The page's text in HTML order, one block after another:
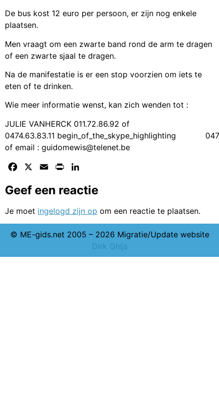
De bus kost 12 euro per persoon, er zijn nog enkele
plaatsen.
Men vraagt om een zwarte band rond de arm te dragen
of een zwarte sjaal te dragen.
Na de manifestatie is er een stop voorzien om iets te
eten of te drinken.
Wie meer informatie wenst, kan zich wenden tot :
JULIE VANHERCK 011.72.86.92 of
0474.63.83.11 begin_of_the_skype_highlighting
of email : guidomewis@telenet.be
Facebook Email Print
Geef een reactie
Je moet ingelogd zijn op om een reactie te plaatsen.
© ME-gids.net 2005 – 2026 Migratie/Update website
Dirk Ghijs